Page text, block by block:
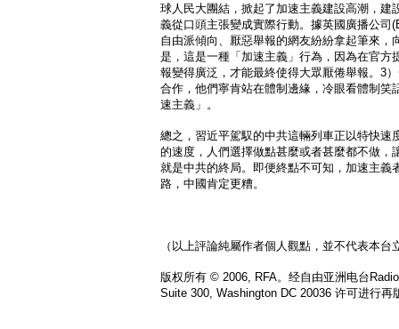
球人民大團結，掀起了加速主義建設高潮，
義從口頭主張變成實際行動。據英國廣播公司
自由派傾向、厭惡舉報的網友紛紛拿起筆來，
是，這是一種「加速主義」行為，因為在官方
報變得廣泛，才能最終使得大眾厭倦舉報。3
合作，他們寧肯站在體制邊緣，冷眼看體制笑
速主義」。
總之，習近平駕馭的中共這輛列車正以特快速
的速度，人們選擇做點甚麼或者甚麼都不做，
就是中共的終局。即便終點不可知，加速主義
路，中國肯定更糟。
（以上評論純屬作者個人觀點，並不代表本台
版权所有 © 2006, RFA。经自由亚洲电台
Suite 300, Washington DC 20036 许可进行再